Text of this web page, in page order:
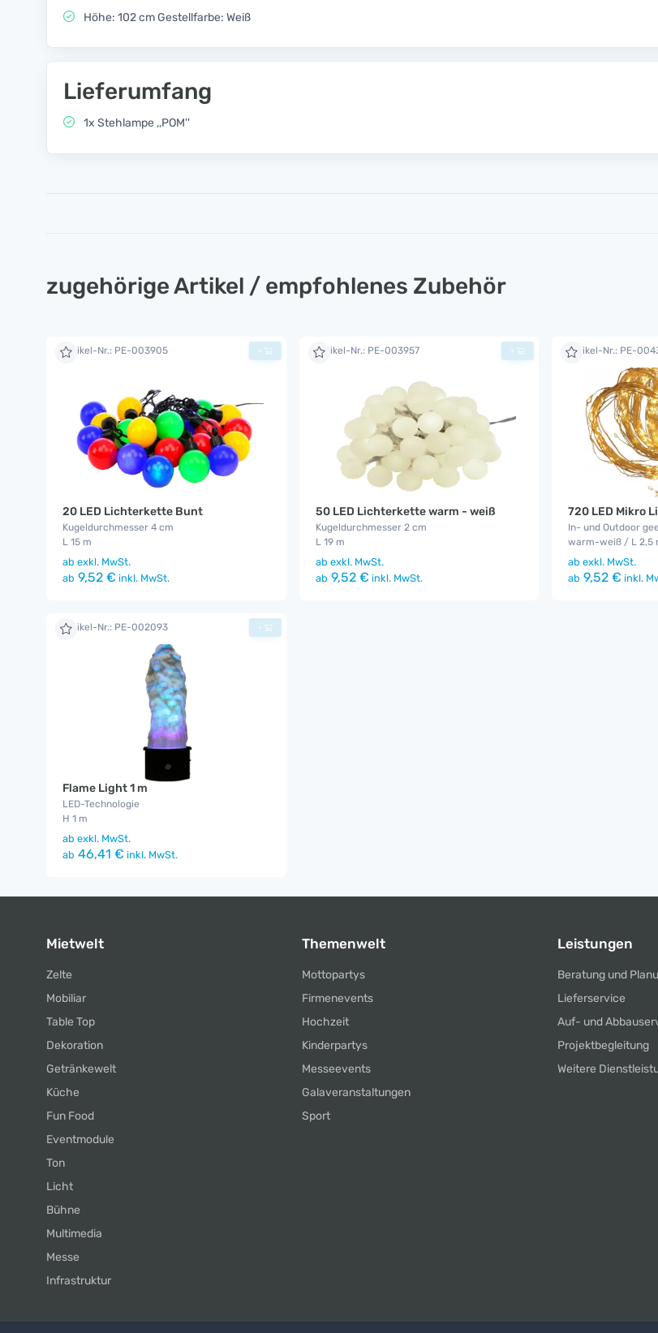
Höhe: 102 cm Gestellfarbe: Weiß
Lieferumfang
1x Stehlampe ,,POM''
zugehörige Artikel / empfohlenes Zubehör
Artikel-Nr.: PE-003905
20 LED Lichterkette Bunt
Kugeldurchmesser 4 cm
L 15 m
ab exkl. MwSt.
ab 9,52 € inkl. MwSt.
+ Artikel-Nr.: PE-003957
50 LED Lichterkette warm - weiß
Kugeldurchmesser 2 cm
L 19 m
ab exkl. MwSt.
ab 9,52 € inkl. MwSt.
+ Artikel-Nr.: PE-
720 LED Mikro
In- und Outdoor
warm-weiß / L 2,5
ab exkl. MwSt.
ab 9,52 € inkl.
Artikel-Nr.: PE-002093
Flame Light 1 m
LED-Technologie
H 1 m
ab exkl. MwSt.
ab 46,41 € inkl. MwSt.
+
Mietwelt
Zelte
Mobiliar
Table Top
Dekoration
Getränkewelt
Küche
Fun Food
Eventmodule
Ton
Licht
Bühne
Multimedia
Messe
Infrastruktur
Themenwelt
Mottopartys
Firmenevents
Hochzeit
Kinderpartys
Messeevents
Galaveranstaltungen
Sport
Leistungen
Beratung und
Lieferservice
Auf- und
Projektbegleitung
Weitere